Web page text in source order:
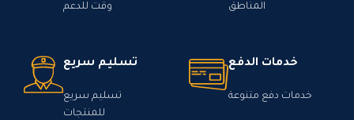
المناطق
وقت للدعم
خدمات الدفع
خدمات دفع متنوعة
تسليم سريع
تسليم سريع
للمنتجات